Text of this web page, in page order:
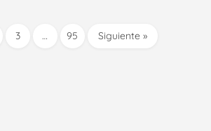
3 … 95 Siguiente »